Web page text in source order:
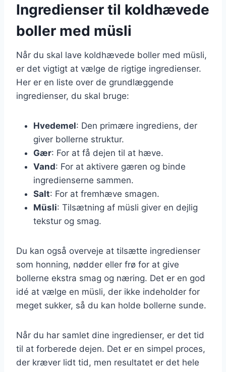
Ingredienser til koldhævede
boller med müsli
Når du skal lave koldhævede boller med müsli,
er det vigtigt at vælge de rigtige ingredienser.
Her er en liste over de grundlæggende
ingredienser, du skal bruge:
Hvedemel: Den primære ingrediens, der
giver bollerne struktur.
Gær: For at få dejen til at hæve.
Vand: For at aktivere gæren og binde
ingredienserne sammen.
Salt: For at fremhæve smagen.
Müsli: Tilsætning af müsli giver en dejlig
tekstur og smag.
Du kan også overveje at tilsætte ingredienser
som honning, nødder eller frø for at give
bollerne ekstra smag og næring. Det er en god
idé at vælge en müsli, der ikke indeholder for
meget sukker, så du kan holde bollerne sunde.
Når du har samlet dine ingredienser, er det tid
til at forberede dejen. Det er en simpel proces,
der kræver lidt tid, men resultatet er det hele